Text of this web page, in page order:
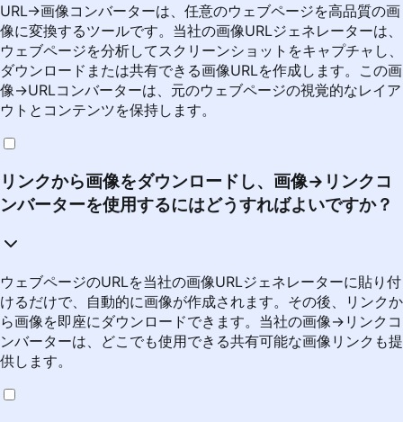
URL→画像コンバーターは、任意のウェブページを高品質の画
像に変換するツールです。当社の画像URLジェネレーターは、
ウェブページを分析してスクリーンショットをキャプチャし、
ダウンロードまたは共有できる画像URLを作成します。この画
像→URLコンバーターは、元のウェブページの視覚的なレイア
ウトとコンテンツを保持します。
リンクから画像をダウンロードし、画像→リンクコ
ンバーターを使用するにはどうすればよいですか？
ウェブページのURLを当社の画像URLジェネレーターに貼り付
けるだけで、自動的に画像が作成されます。その後、リンクか
ら画像を即座にダウンロードできます。当社の画像→リンクコ
ンバーターは、どこでも使用できる共有可能な画像リンクも提
供します。